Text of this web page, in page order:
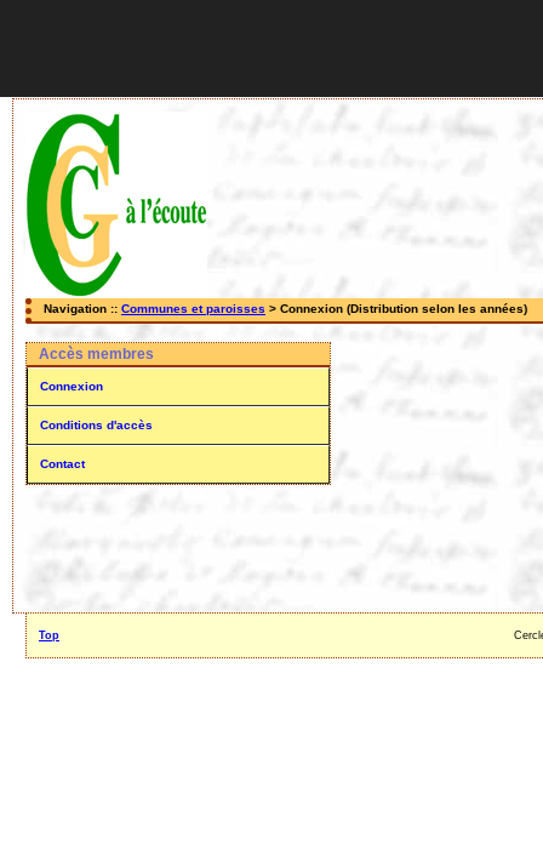
Navigation :: Communes et paroisses > Connexion (Distribution selon les années)
Accès membres
Connexion
Conditions d'accès
Contact
Top